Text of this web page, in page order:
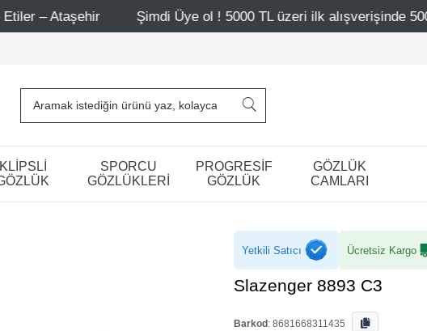
Şimdi Üye ol ! 5000 TL üzeri ilk alışverişinde 500 TL indirim
KLİPSLİ
SPORCU
GÖZLÜKLERİ
PROGRESİF
GÖZLÜK
GÖZLÜK
CAMLARI
Yetkili Satıcı Ücretsiz Kargo
Slazenger 8893 C3
Barkod : 8681668311435